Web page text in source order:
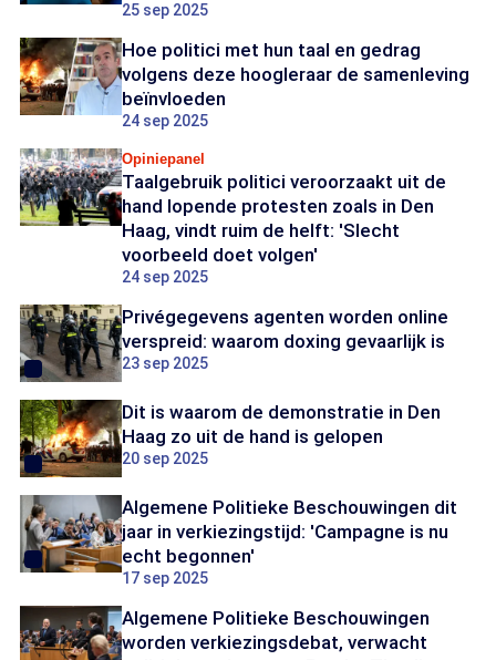
25 sep 2025
Hoe politici met hun taal en gedrag
volgens deze hoogleraar de samenleving
beïnvloeden
24 sep 2025
Opiniepanel
Taalgebruik politici veroorzaakt uit de
hand lopende protesten zoals in Den
Haag, vindt ruim de helft: 'Slecht
voorbeeld doet volgen'
24 sep 2025
Privégegevens agenten worden online
verspreid: waarom doxing gevaarlijk is
23 sep 2025
Dit is waarom de demonstratie in Den
Haag zo uit de hand is gelopen
20 sep 2025
Algemene Politieke Beschouwingen dit
jaar in verkiezingstijd: 'Campagne is nu
echt begonnen'
17 sep 2025
Algemene Politieke Beschouwingen
worden verkiezingsdebat, verwacht